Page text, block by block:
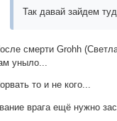
Так давай зайдем
смерти Grohh
уныло...
то и не кого...
врага ещё нужно